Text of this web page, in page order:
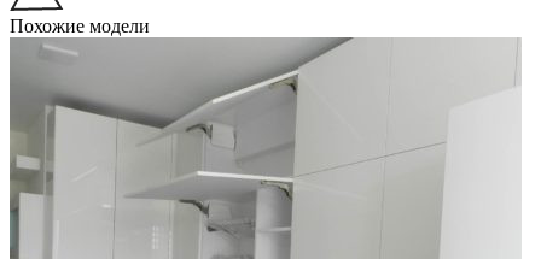
Похожие модели